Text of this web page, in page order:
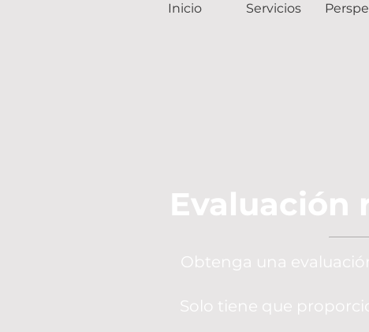
Inicio Servicios
Evaluación
Obtenga una
Solo tiene que